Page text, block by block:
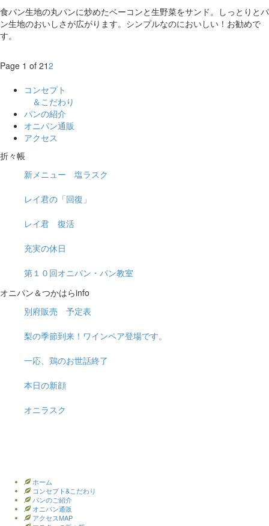
食パン生地の丸パンに炒めたベーコンと生野菜をサンド。しっとりとパ
ン生地のおいしさが広がります。シンプルなのにおいしい！お勧めで
す。
Page 1 of 212
コンセプト
＆こだわり
パンの紹介
オニパン通販
アクセス
折々帳
新メニュー 塩ラスク
レイ君の「回復」
レイ君 復活
充実の休日
第１０回オニパン・パン教室
オニパン＆つかはらinfo
別府販売 予定表
梨の季節到来！ワインペア登場です。
一応、鶏のお世話終了
本日の新顔
オニラスク
ホーム
コンセプト&こだわり
パンのご紹介
オニパン通販
アクセスMAP